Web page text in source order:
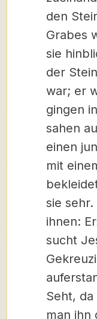
den
Grabes
sie
der
war; er
gingen
sahen
einen
mit
sie sehr.
ihnen:
sucht
Seht,
man ihn